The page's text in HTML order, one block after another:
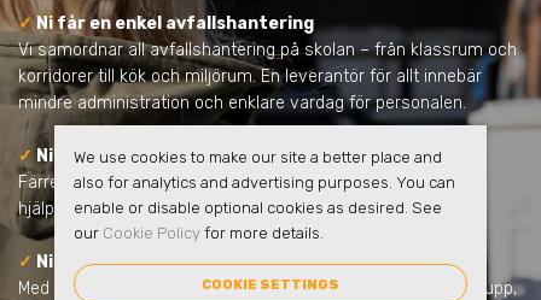
✓ Ni får en enkel avfallshantering
Vi samordnar all avfallshantering på skolan – från klassrum och
korridorer till kök och miljörum. En leverantör för allt innebär
mindre administration och enklare vardag för personalen.
✓ Ni minskar skolans klimatpåverkan
Färre transporter, tydligare sortering och ökad återvinning
hjälper skolan att minska koldioxidutsläppen.
✓ Ni får full kontroll och tydlig rapportering
Med eSmart får ni statistik över skolans avfall. Lätt att följa upp,
We use cookies to make our site a better place and
also for analytics and advertising purposes. You can
enable or disable optional cookies as desired. See
our Cookie Policyfor more details.
COOKIE SETTINGS